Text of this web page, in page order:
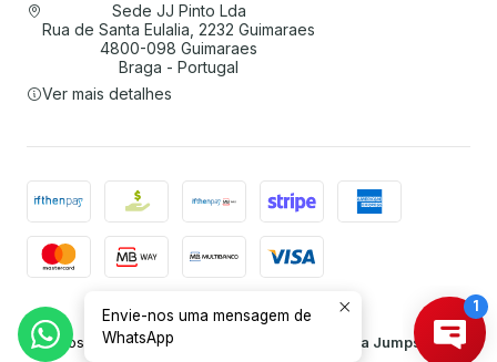
Sede JJ Pinto Lda
Rua de Santa Eulalia, 2232 Guimaraes
4800-098 Guimaraes
Braga - Portugal
Ver mais detalhes
2026 JJ Pinto Lda.
Todos os Direitos Reservados.
Com tecnologia Jumpseller.
Envie-nos uma mensagem de
WhatsApp